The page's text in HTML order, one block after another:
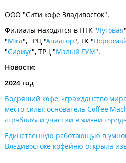
ООО "Сити кофе Владивосток".
Филиалы находятся в ПТК "Луговая
"Mira", ТРЦ "Авиатор", ТК "
"Сириус", ТРЦ "Малый ГУМ".
Новости:
2024 год
Бодрящий кофе, «гражданство
место силы: основатель Coffee
«граблях» и участии в жизни города
Единственную работающую в
Владивостоке кофейню открыла